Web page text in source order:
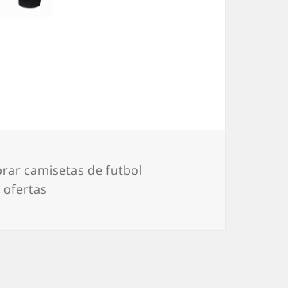
camisetas de futbol
ofertas